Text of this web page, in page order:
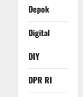
Depok
Digital
DIY
DPR RI